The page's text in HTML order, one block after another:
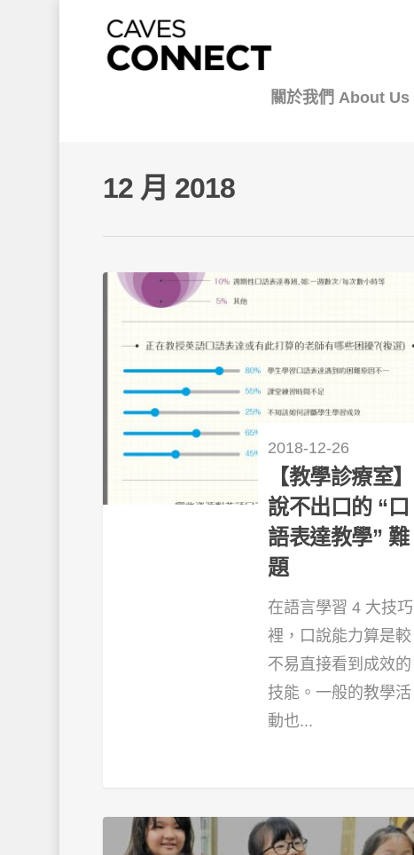
關於我們 About Us
12 月 2018
2018-12-26
【教學診療室】
說不出口的 “口
語表達教學” 難
題
在語言學習 4 大技巧
裡，口說能力算是較
不易直接看到成效的
技能。一般的教學活
動也...